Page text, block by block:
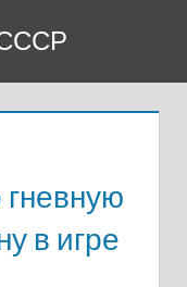
СССР
гневную
в игре